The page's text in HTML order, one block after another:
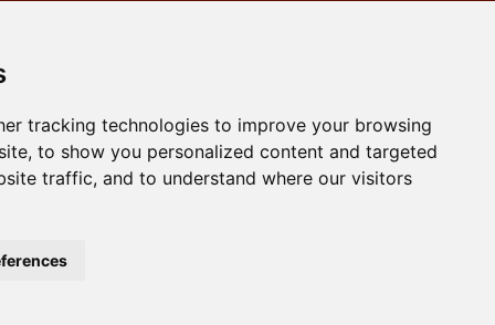
tracking technologies to improve your browsing
to show you personalized content and targeted
traffic, and to understand where our visitors